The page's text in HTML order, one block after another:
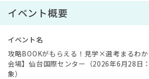
イベント概要
イベント名
攻略BOOKがもらえる！見学×選考まるわ
会場】仙台国際センター（2026年6月28日
象）